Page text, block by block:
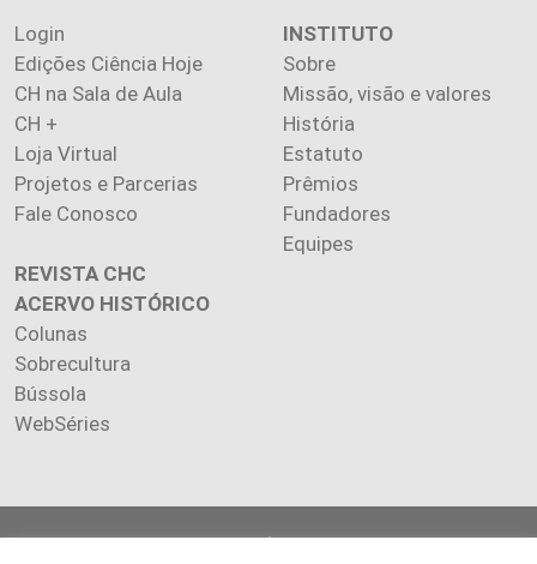
Login
Edições Ciência Hoje
CH na Sala de Aula
CH +
Loja Virtual
Projetos e Parcerias
Fale Conosco
INSTITUTO
Sobre
Missão, visão e valores
História
Estatuto
Prêmios
Fundadores
Equipes
REVISTA CHC
ACERVO HISTÓRICO
Colunas
Sobrecultura
Bússola
WebSéries